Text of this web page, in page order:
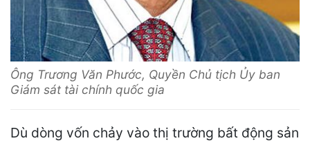
Ông Trương Văn Phước, Quyền Chủ tịch Ủy ban
Giám sát tài chính quốc gia
Dù dòng vốn chảy vào thị trường bất động sản